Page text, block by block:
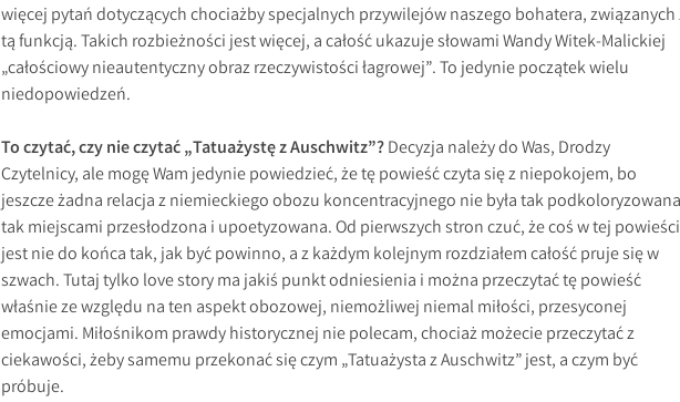
więcej pytań dotyczących chociażby specjalnych przywilejów naszego bohatera, związanych
tą funkcją. Takich rozbieżności jest więcej, a całość ukazuje słowami Wandy Witek-Malickiej
„całościowy nieautentyczny obraz rzeczywistości łagrowej”. To jedynie początek wielu
niedopowiedzeń.
To czytać, czy nie czytać „Tatuażystę z Auschwitz”?Decyzja należy do Was, Drodzy
Czytelnicy, ale mogę Wam jedynie powiedzieć, że tę powieść czyta się z niepokojem, bo
jeszcze żadna relacja z niemieckiego obozu koncentracyjnego nie była tak
tak miejscami przesłodzona i upoetyzowana. Od pierwszych stron czuć, że coś w tej powieści
jest nie do końca tak, jak być powinno, a z każdym kolejnym rozdziałem całość pruje się w
szwach. Tutaj tylko love story ma jakiś punkt odniesienia i można przeczytać tę powieść
właśnie ze względu na ten aspekt obozowej, niemożliwej niemal miłości, przesyconej
emocjami. Miłośnikom prawdy historycznej nie polecam, chociaż możecie przeczytać z
ciekawości, żeby samemu przekonać się czym „Tatuażysta z Auschwitz” jest, a czym być
próbuje.